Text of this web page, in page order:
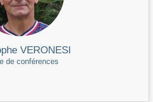
VERONESI
de conférences